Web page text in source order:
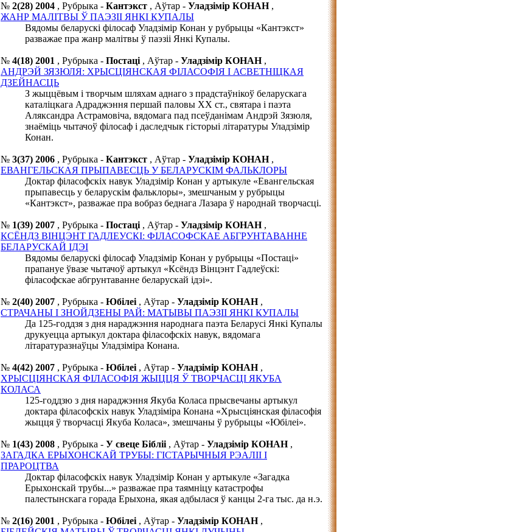
№ 2(28) 2004 , Рубрыка - Кантэкст , Аўтар - Уладзімір КОНАН ,
ЖАНР МАЛІТВЫ Ў ПАЭЗІІ ЯНКІ КУПАЛЫ
Вядомы беларускі філосаф Уладзімір Конан у рубрыцы «Кантэкст»
разважае пра жанр малітвы ў паэзіі Янкі Купалы.
№ 4(18) 2001 , Рубрыка - Постаці , Аўтар - Уладзімір КОНАН ,
АНДРЭЙ ЗЯЗЮЛЯ: ХРЫСЦІЯНСКАЯ ФІЛАСОФІЯ І АСВЕТНІЦКАЯ
ДЗЕЙНАСЦЬ
З жыццёвым і творчым шляхам аднаго з прадстаўнікоў беларускага
каталіцкага Адраджэння першай паловы ХХ ст., святара і паэта
Аляксандра Астрамовіча, вядомага пад псеўданімам Андрэй Зязюля,
знаёміць чытачоў філосаф і даследчык гісторыі літаратуры Уладзімір
Конан.
№ 3(37) 2006 , Рубрыка - Кантэкст , Аўтар - Уладзімір КОНАН ,
ЕВАНГЕЛЬСКАЯ ПРЫПАВЕСЦЬ У БЕЛАРУСКIМ ФАЛЬКЛОРЫ
Доктар філасофскіх навук Уладзімір Конан у артыкуле «Евангельская
прыпавесць у беларускім фальклоры», змешчаным у рубрыцы
«Кантэкст», разважае пра вобраз беднага Лазара ў народнай творчасці.
№ 1(39) 2007 , Рубрыка - Постаці , Аўтар - Уладзімір КОНАН ,
КСЁНДЗ ВIНЦЭНТ ГАДЛЕУСКI: ФIЛАСОФСКАЕ АБГРУНТАВАННЕ
БЕЛАРУСКАЙ IДЭI
Вядомы беларускі філосаф Уладзімір Конан у рубрыцы «Постаці»
прапануе ўвазе чытачоў артыкул «Ксёндз Вінцэнт Гадлеўскі:
філасофскае абгрунтаванне беларускай ідэі».
№ 2(40) 2007 , Рубрыка - Юбілеі , Аўтар - Уладзімір КОНАН ,
СТРАЧАНЫ І ЗНОЙДЗЕНЫ РАЙ: МАТЫВЫ ПАЭЗІІ ЯНКІ КУПАЛЫ
Да 125-годдзя з дня нараджэння народнага паэта Беларусі Янкі Купалы
друкуецца артыкул доктара філасофскіх навук, вядомага
літаратуразнаўцы Уладзіміра Конана.
№ 4(42) 2007 , Рубрыка - Юбілеі , Аўтар - Уладзімір КОНАН ,
ХРЫСЦІЯНСКАЯ ФІЛАСОФІЯ ЖЫЦЦЯ Ў ТВОРЧАСЦІ ЯКУБА
КОЛАСА
125-годдзю з дня нараджэння Якуба Коласа прысвечаны артыкул
доктара філасофскіх навук Уладзіміра Конана «Хрысціянская філасофія
жыцця ў творчасці Якуба Коласа», змешчаны ў рубрыцы «Юбілеі».
№ 1(43) 2008 , Рубрыка - У свеце Бібліі , Аўтар - Уладзімір КОНАН ,
ЗАГАДКА ЕРЫХОНСКАЙ ТРУБЫ: ГІСТАРЫЧНЫЯ РЭАЛІІ І
ПРАРОЦТВА
Доктар філасофскіх навук Уладзімір Конан у артыкуле «Загадка
Ерыхонскай трубы...» разважае пра таямніцу катастрофы
палестынскага горада Ерыхона, якая адбылася ў канцы 2-га тыс. да н.э.
№ 2(16) 2001 , Рубрыка - Юбілеі , Аўтар - Уладзімір КОНАН ,